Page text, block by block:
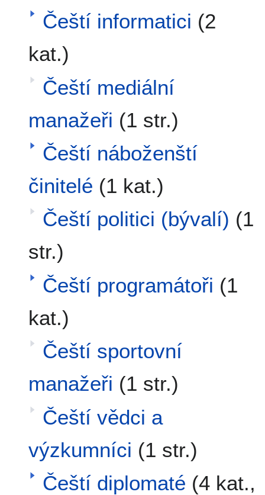
Čeští informatici (2
kat.)
Čeští mediální
manažeři (1 str.)
Čeští náboženští
činitelé (1 kat.)
Čeští politici (bývalí) (1
str.)
Čeští programátoři (1
kat.)
Čeští sportovní
manažeři (1 str.)
Čeští vědci a
výzkumníci (1 str.)
Čeští diplomaté (4 kat.,